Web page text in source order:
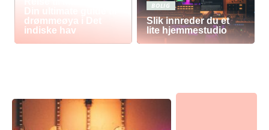
Din ultimate guide til
drømmeøya i Det
indiske hav
BOLIG
Slik innreder du et
lite hjemmestudio